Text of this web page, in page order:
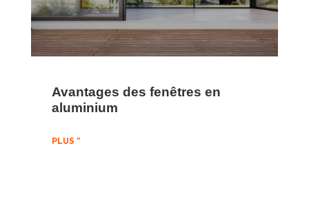
Avantages des fenêtres en
aluminium
PLUS "